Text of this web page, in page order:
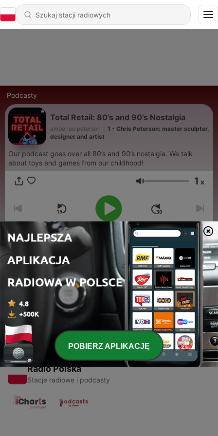
Podcasty
Total Retail: 80’s and 90’s Nostalgia
amberlee peterson
1 - Chris Peterson: master sculpter,
designer and artist
Our podcast goes over all 80’s and 90’s nostalgia. We talk
about toys and games from our childhood!
Głośność 1 x
00:00
Chris Peterson: master sculpter, designer and artist
29 mar 2021
Radio Polska
Stacje radiowe i podcasty
POBIERZ APLIKACJĘ